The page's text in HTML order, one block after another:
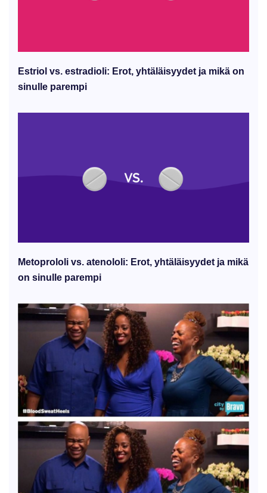
Estriol vs. estradioli: Erot, yhtäläisyydet ja mikä on
sinulle parempi
Metoprololi vs. atenololi: Erot, yhtäläisyydet ja mikä
on sinulle parempi